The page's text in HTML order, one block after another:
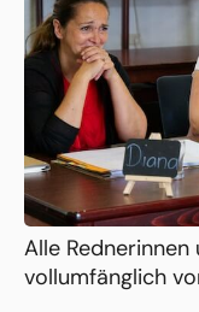
Alle
vollumfänglich